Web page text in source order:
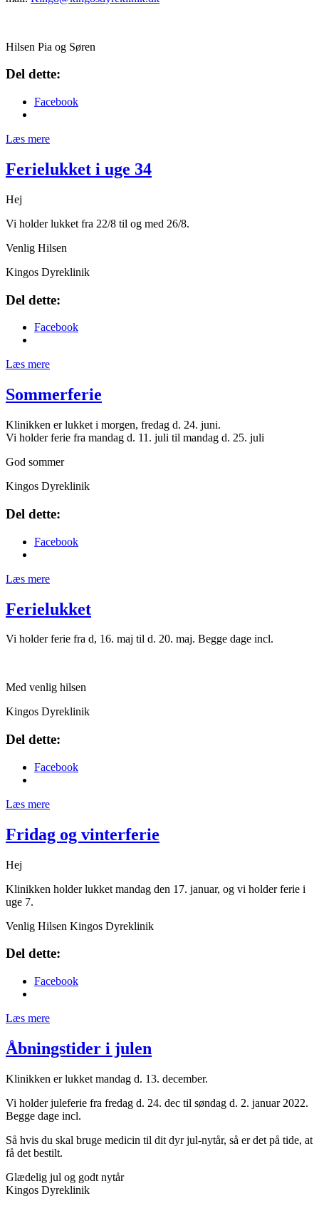
Hilsen Pia og Søren
Del dette:
Facebook
Læs mere
Ferielukket i uge 34
Hej
Vi holder lukket fra 22/8 til og med 26/8.
Venlig Hilsen
Kingos Dyreklinik
Del dette:
Facebook
Læs mere
Sommerferie
Klinikken er lukket i morgen, fredag d. 24. juni.
Vi holder ferie fra mandag d. 11. juli til mandag d. 25. juli
God sommer
Kingos Dyreklinik
Del dette:
Facebook
Læs mere
Ferielukket
Vi holder ferie fra d, 16. maj til d. 20. maj. Begge dage incl.
Med venlig hilsen
Kingos Dyreklinik
Del dette:
Facebook
Læs mere
Fridag og vinterferie
Hej
Klinikken holder lukket mandag den 17. januar, og vi holder ferie i
uge 7.
Venlig Hilsen Kingos Dyreklinik
Del dette:
Facebook
Læs mere
Åbningstider i julen
Klinikken er lukket mandag d. 13. december.
Vi holder juleferie fra fredag d. 24. dec til søndag d. 2. januar 2022.
Begge dage incl.
Så hvis du skal bruge medicin til dit dyr jul-nytår, så er det på tide, at
få det bestilt.
Glædelig jul og godt nytår
Kingos Dyreklinik